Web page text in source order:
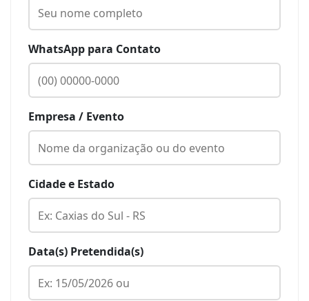
WhatsApp para Contato
Empresa / Evento
Cidade e Estado
Data(s) Pretendida(s)